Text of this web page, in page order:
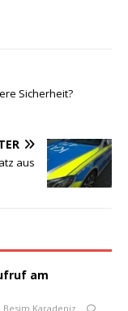
Sicherheit?
aus
am
Besim Karadeniz